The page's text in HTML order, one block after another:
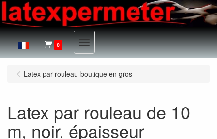
0 Menu
Latex par rouleau-boutique en gros
Latex par rouleau de 10
m, noir, épaisseur